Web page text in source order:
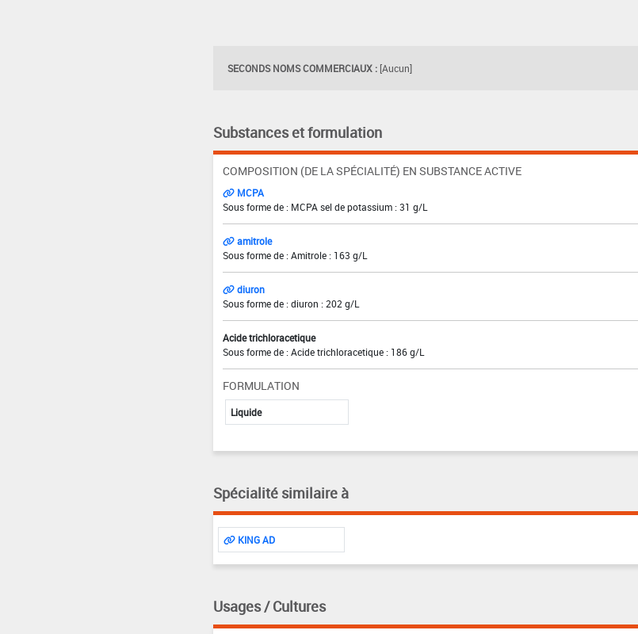
SECONDS NOMS COMMERCIAUX : [Aucun]
Substances et formulation
COMPOSITION (DE LA SPÉCIALITÉ) EN SUBSTANCE ACTIVE
MCPA
Sous forme de : MCPA sel de potassium : 31 g/L
amitrole
Sous forme de : Amitrole : 163 g/L
diuron
Sous forme de : diuron : 202 g/L
Acide trichloracetique
Sous forme de : Acide trichloracetique : 186 g/L
FORMULATION
Liquide
Spécialité similaire à
KING AD
Usages / Cultures